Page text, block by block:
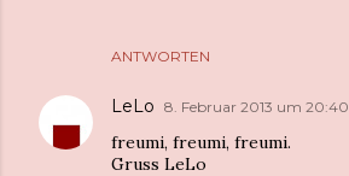
ANTWORTEN
LeLo 8. Februar 2013 um 20:40
freumi, freumi, freumi.
Gruss LeLo